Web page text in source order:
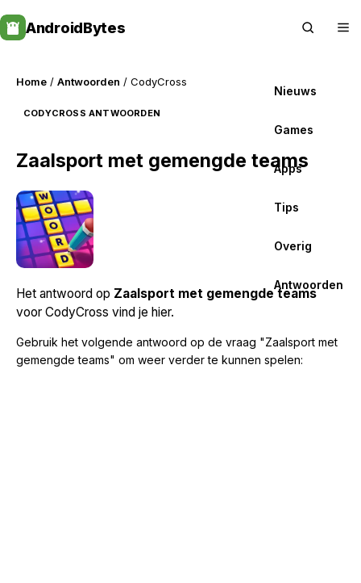
to
content
AndroidBytes
Nieuws
Games
Apps
Tips
Overig
Antwoorden
Home / Antwoorden / CodyCross
CODYCROSS ANTWOORDEN
Zaalsport met gemengde teams
Het antwoord op Zaalsport met gemengde teams
voor CodyCross vind je hier.
Gebruik het volgende antwoord op de vraag "Zaalsport met
gemengde teams" om weer verder te kunnen spelen: